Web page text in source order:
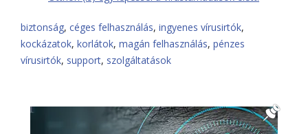
biztonság, céges felhasználás, ingyenes vírusirtók,
kockázatok, korlátok, magán felhasználás, pénzes
vírusirtók, support, szolgáltatások